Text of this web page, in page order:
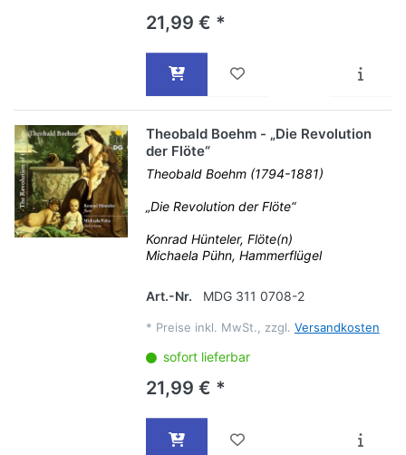
21,99 € *
Theobald Boehm - „Die Revolution
der Flöte“
Theobald Boehm (1794-1881)
„Die Revolution der Flöte“
Konrad Hünteler, Flöte(n)
Michaela Pühn, Hammerflügel
Art.-Nr. MDG 311 0708-2
* Preise inkl. MwSt., zzgl. Versandkosten
sofort lieferbar
21,99 € *